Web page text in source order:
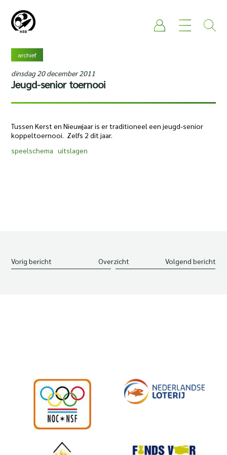
archief
dinsdag 20 december 2011
Jeugd-senior toernooi
Tussen Kerst en Nieuwjaar is er traditioneel een jeugd-senior
koppeltoernooi. Zelfs 2 dit jaar.
speelschema uitslagen
Vorig bericht Overzicht Volgend bericht